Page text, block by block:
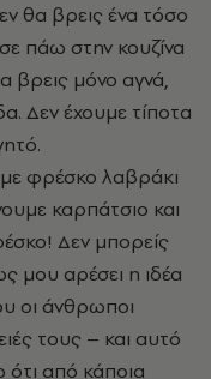
θα βρεις ένα τόσο
πάω στην κουζίνα
βρεις μόνο αγνά,
Δεν έχουμε τίποτα
φρέσκο λαβράκι
καρπάτσιο και
Δεν μπορείς
μου αρέσει η ιδέα
οι άνθρωποι
τους – και αυτό
ότι από κάποια